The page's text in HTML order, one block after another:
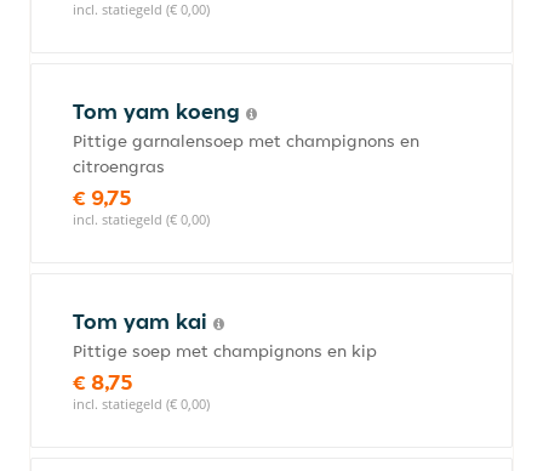
incl. statiegeld (€ 0,00)
Tom yam koeng
Pittige garnalensoep met champignons en
citroengras
€ 9,75
incl. statiegeld (€ 0,00)
Tom yam kai
Pittige soep met champignons en kip
€ 8,75
incl. statiegeld (€ 0,00)